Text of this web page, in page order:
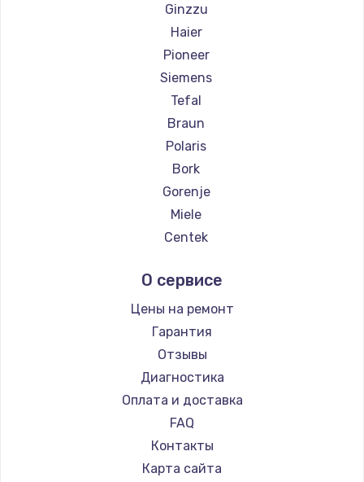
Ginzzu
Haier
Pioneer
Siemens
Tefal
Braun
Polaris
Bork
Gorenje
Miele
Centek
Hotpoint Ariston
Silter
Chayka
Beko
Vivitek
RED solution
О сервисе
Цены на ремонт
Гарантия
Отзывы
Диагностика
Оплата и доставка
FAQ
Контакты
Карта сайта